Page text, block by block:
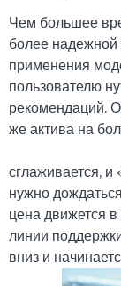
Чем большее
более надежной
применения
пользователю
рекомендаций.
же актива на
сглаживается,
нужно
цена движется
линии
вниз и